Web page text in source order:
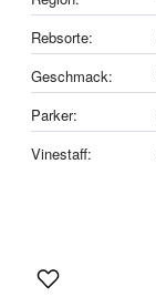
Rebsorte:
Geschmack:
Parker:
Vinestaff: